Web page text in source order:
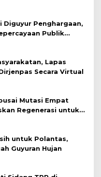
Diguyur Penghargaan,
Publik
Lapas
Secara Virtual
Mutasi Empat
Regenerasi untuk
untuk Polantas,
Guyuran Hujan